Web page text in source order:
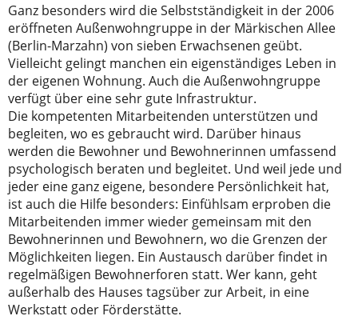
Ganz besonders wird die Selbstständigkeit in der 2006
eröffneten Außenwohngruppe in der Märkischen Allee
(Berlin-Marzahn) von sieben Erwachsenen geübt.
Vielleicht gelingt manchen ein eigenständiges Leben in
der eigenen Wohnung. Auch die Außenwohngruppe
verfügt über eine sehr gute Infrastruktur.
Die kompetenten Mitarbeitenden unterstützen und
begleiten, wo es gebraucht wird. Darüber hinaus
werden die Bewohner und Bewohnerinnen umfassend
psychologisch beraten und begleitet. Und weil jede und
jeder eine ganz eigene, besondere Persönlichkeit hat,
ist auch die Hilfe besonders: Einfühlsam erproben die
Mitarbeitenden immer wieder gemeinsam mit den
Bewohnerinnen und Bewohnern, wo die Grenzen der
Möglichkeiten liegen. Ein Austausch darüber findet in
regelmäßigen Bewohnerforen statt. Wer kann, geht
außerhalb des Hauses tagsüber zur Arbeit, in eine
Werkstatt oder Förderstätte.